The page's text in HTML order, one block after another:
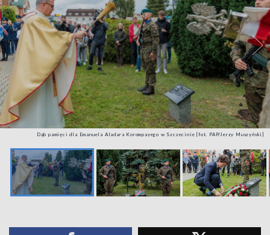
Dąb pamięci dla Emanuela Aladara Korompayego w Szczecinie [fot. PAP/Jerzy Muszyński]